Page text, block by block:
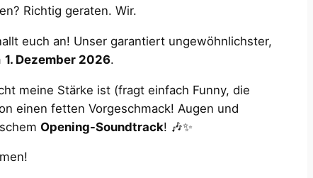
Richtig geraten. Wir.
euch an! Unser garantiert ungewöhnlichster,
1. Dezember 2026.
meine Stärke ist (fragt einfach Funny, die
einen fetten Vorgeschmack! Augen und
Opening-Soundtrack! 🎶✨